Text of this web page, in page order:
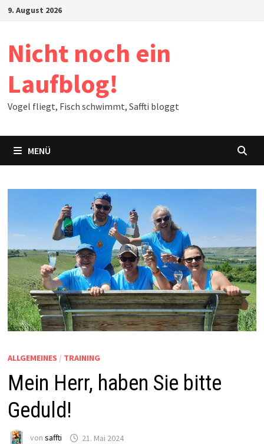
Zum9. August 2026
Nicht noch ein
Laufblog!
Vogel fliegt, Fisch schwimmt, Saffti bloggt
MENÜ
ALLGEMEINES / TRAINING
Mein Herr, haben Sie bitte
Geduld!
von saffti 21. Mai 2024